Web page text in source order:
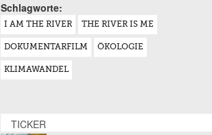
Schlagworte:
I AM THE RIVER THE RIVER IS ME
DOKUMENTARFILM ÖKOLOGIE
KLIMAWANDEL
TICKER